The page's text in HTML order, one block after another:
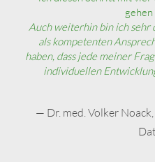
Auch weiterhin bin ich sehr
als kompetenten
haben, dass jede meiner
individuellen
— Dr. med. Volker